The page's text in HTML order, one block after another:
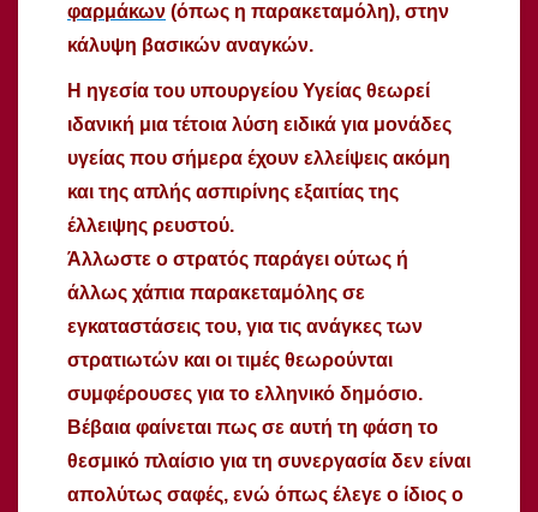
φαρμάκων (όπως η παρακεταμόλη), στην
κάλυψη βασικών αναγκών.
Η ηγεσία του υπουργείου Υγείας θεωρεί
ιδανική μια τέτοια λύση ειδικά για μονάδες
υγείας που σήμερα έχουν ελλείψεις ακόμη
και της απλής ασπιρίνης εξαιτίας της
έλλειψης ρευστού.
Άλλωστε ο στρατός παράγει ούτως ή
άλλως χάπια παρακεταμόλης σε
εγκαταστάσεις του, για τις ανάγκες των
στρατιωτών και οι τιμές θεωρούνται
συμφέρουσες για το ελληνικό δημόσιο.
Βέβαια φαίνεται πως σε αυτή τη φάση το
θεσμικό πλαίσιο για τη συνεργασία δεν είναι
απολύτως σαφές, ενώ όπως έλεγε ο ίδιος ο